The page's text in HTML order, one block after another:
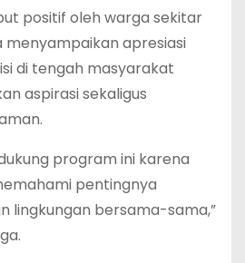
positif oleh warga sekitar
menyampaikan apresiasi
di tengah masyarakat
aspirasi sekaligus
program ini karena
pentingnya
lingkungan bersama-sama,”